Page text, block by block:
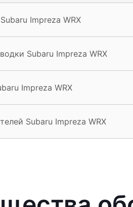
Impreza WRX
Subaru Impreza WRX
Impreza WRX
Subaru Impreza WRX